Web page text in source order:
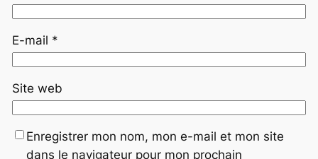
E-mail *
Site web
Enregistrer mon nom, mon e-mail et mon site
dans le navigateur pour mon prochain